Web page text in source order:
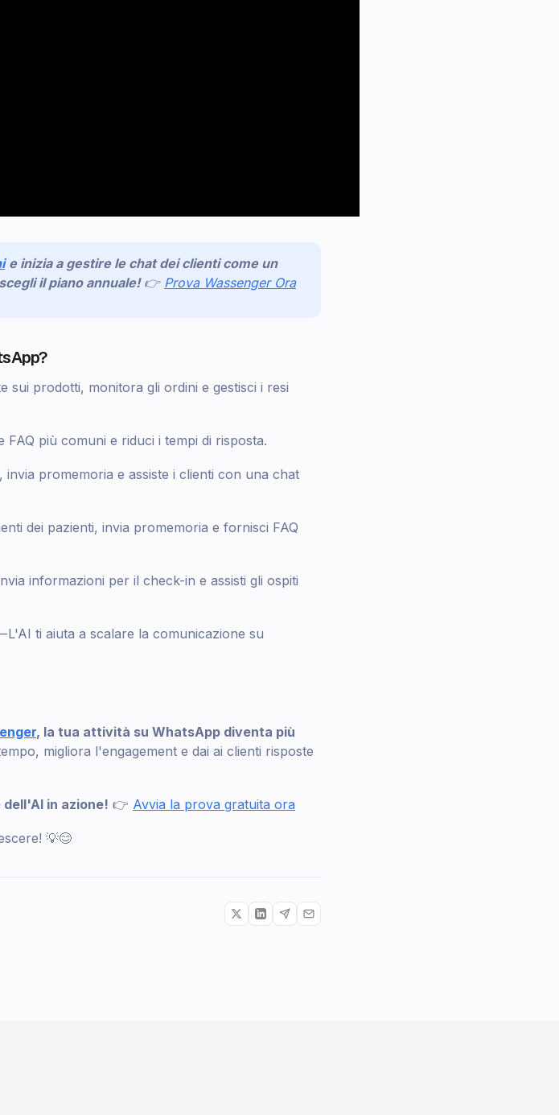
e inizia a gestire le chat dei clienti come un
il piano annuale! 👉 Prova Wassenger Ora
sui prodotti, monitora gli ordini e gestisci i resi
FAQ più comuni e riduci i tempi di risposta.
promemoria e assiste i clienti con una chat
dei pazienti, invia promemoria e fornisci FAQ
informazioni per il check-in e assisti gli ospiti
L'AI ti aiuta a scalare la comunicazione su
, la tua attività su WhatsApp diventa più
migliora l'engagement e dai ai clienti risposte
in azione! 👉 Avvia la prova gratuita ora
💡😊